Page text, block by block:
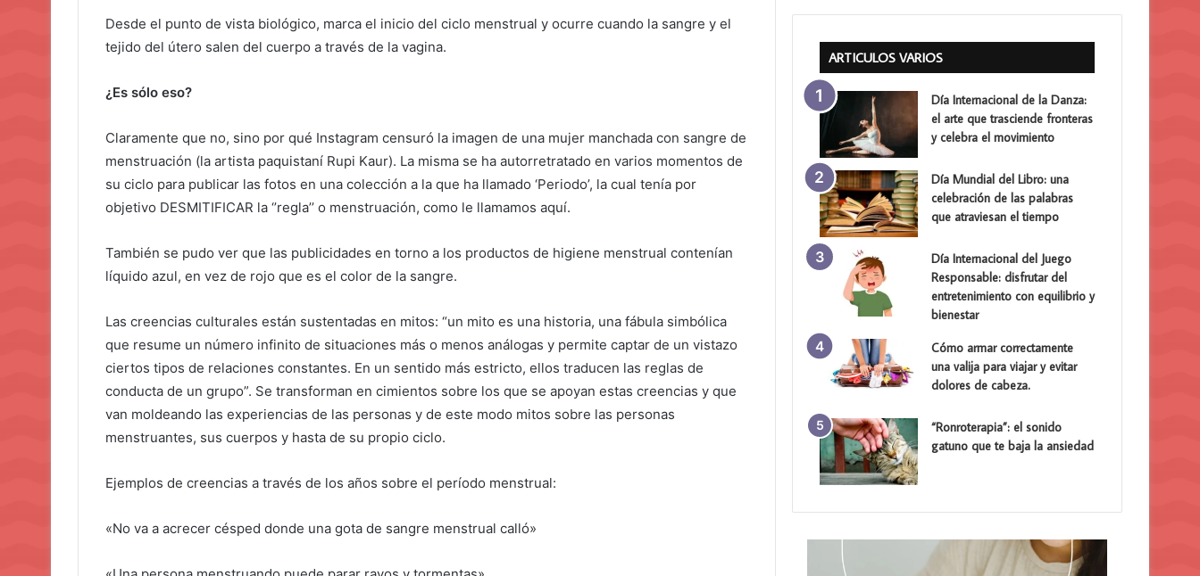
Desde el punto de vista biológico, marca el inicio del ciclo menstrual y ocurre cuando la sangre y el
tejido del útero salen del cuerpo a través de la vagina.
¿Es sólo eso?
Claramente que no, sino por qué Instagram censuró la imagen de una mujer manchada con sangre de
menstruación (la artista paquistaní Rupi Kaur). La misma se ha autorretratado en varios momentos de
su ciclo para publicar las fotos en una colección a la que ha llamado ‘Periodo’, la cual tenía por
objetivo DESMITIFICAR la ‘’regla’’ o menstruación, como le llamamos aquí.
También se pudo ver que las publicidades en torno a los productos de higiene menstrual contenían
líquido azul, en vez de rojo que es el color de la sangre.
Las creencias culturales están sustentadas en mitos: “un mito es una historia, una fábula simbólica
que resume un número infinito de situaciones más o menos análogas y permite captar de un vistazo
ciertos tipos de relaciones constantes. En un sentido más estricto, ellos traducen las reglas de
conducta de un grupo”. Se transforman en cimientos sobre los que se apoyan estas creencias y que
van moldeando las experiencias de las personas y de este modo mitos sobre las personas
menstruantes, sus cuerpos y hasta de su propio ciclo.
Ejemplos de creencias a través de los años sobre el período menstrual:
«No va a acrecer césped donde una gota de sangre menstrual calló»
ARTICULOS VARIOS
Día Internacional de la Danza:
el arte que trasciende fronteras
y celebra el movimiento
Día Mundial del Libro: una
celebración de las palabras
que atraviesan el tiempo
Día Internacional del Juego
Responsable: disfrutar del
entretenimiento con equilibrio y
bienestar
Cómo armar correctamente
una valija para viajar y evitar
dolores de cabeza.
“Ronroterapia”: el sonido
gatuno que te baja la ansiedad